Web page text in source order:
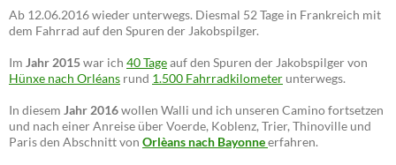
Ab 12.06.2016 wieder unterwegs. Diesmal 52 Tage in Frankreich mit
dem Fahrrad auf den Spuren der Jakobspilger.
Im Jahr 2015war ich 40 Tageauf den Spuren der Jakobspilger von
Hünxe nach Orléans rund 1.500 Fahrradkilometer unterwegs.
In diesem Jahr 2016wollen Walli und ich unseren Camino fortsetzen
und nach einer Anreise über Voerde, Koblenz, Trier, Thinoville und
Paris den Abschnitt von Orlèans nach Bayonneerfahren.